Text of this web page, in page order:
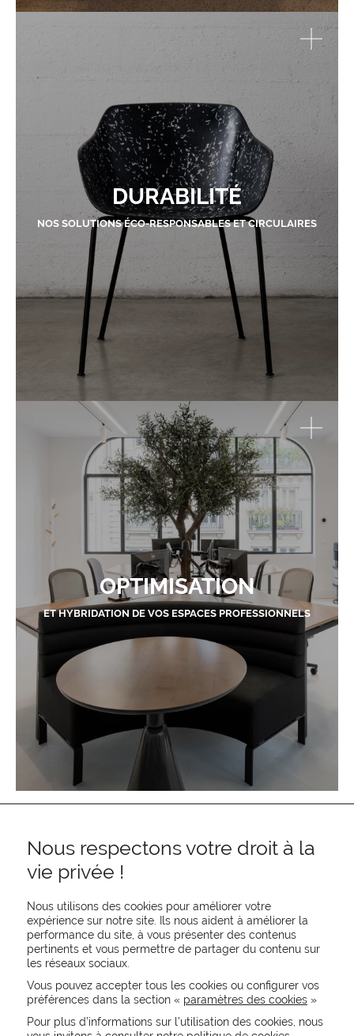
DURABILITÉ
NOS SOLUTIONS ÉCO-RESPONSABLES ET CIRCULAIRES
OPTIMISATION
ET HYBRIDATION DE VOS ESPACES PROFESSIONNELS
REJOIGNEZ-NOUS
CONTACTEZ-NOUS
NEWSLETTER
Recevez les actualités MOORE en exclusivité
Nous respectons votre droit à la
vie privée !
Nous utilisons des cookies pour améliorer votre
expérience sur notre site. Ils nous aident à améliorer la
performance du site, à vous présenter des contenus
pertinents et vous permettre de partager du contenu sur
les réseaux sociaux.
Vous pouvez accepter tous les cookies ou configurer vos
préférences dans la section « paramètres des cookies »
Pour plus d’informations sur l’utilisation des cookies, nous